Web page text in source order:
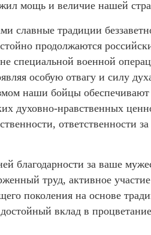
мощь и величие нашей
славные традиции
продолжаются
специальной военной
особую отвагу и силу
наши бойцы обеспечивают
духовно-нравственных
ответственности за
благодарности за ваше
труд, активное
поколения на основе
вклад в процветание